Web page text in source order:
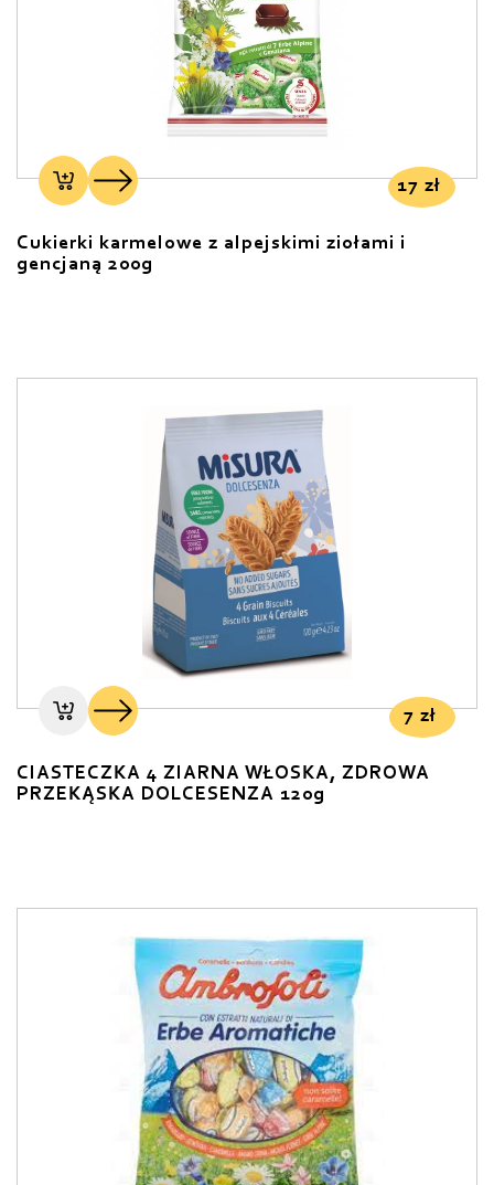
17 zł
Cukierki karmelowe z alpejskimi ziołami i
gencjaną 200g
7 zł
CIASTECZKA 4 ZIARNA WŁOSKA, ZDROWA
PRZEKĄSKA DOLCESENZA 120g